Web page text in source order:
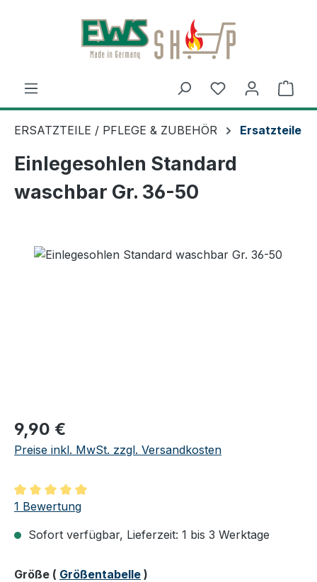
Zum Hauptinhalt springen
ERSATZTEILE / PFLEGE & ZUBEHÖR Ersatzteile
Einlegesohlen Standard
waschbar Gr. 36-50
Regulärer Preis:
9,90 €
Preise inkl. MwSt. zzgl. Versandkosten
Durchschnittliche Bewertung von 5 von 5 Sternen
1 Bewertung
Sofort verfügbar, Lieferzeit: 1 bis 3 Werktage
Größeauswählen
( Größentabelle )